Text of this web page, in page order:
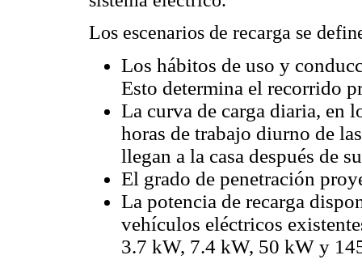
Los escenarios de recarga se
Los hábitos de uso y
Esto determina el recorrido
La curva de carga diaria, en
horas de trabajo diurno de
llegan a la casa después de
El grado de penetración
La potencia de recarga
vehículos eléctricos
3.7 kW, 7.4 kW, 50 kW y